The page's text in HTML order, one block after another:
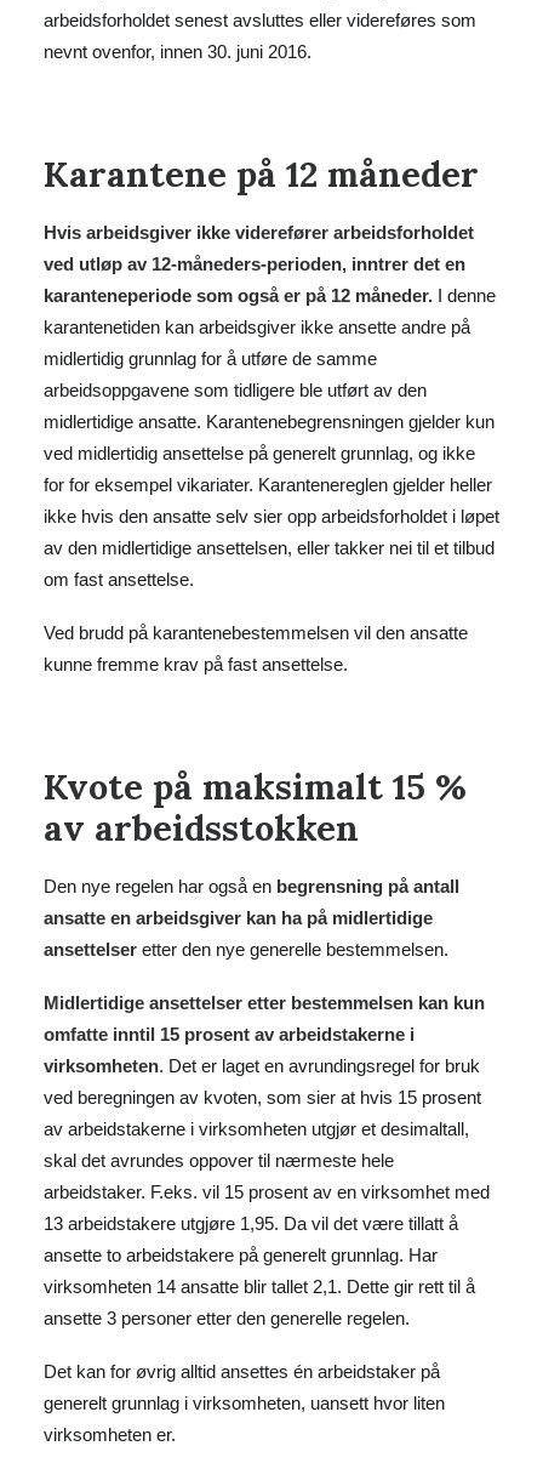
arbeidsforholdet senest avsluttes eller videreføres som
nevnt ovenfor, innen 30. juni 2016.
Karantene på 12 måneder
Hvis arbeidsgiver ikke viderefører arbeidsforholdet
ved utløp av 12-måneders-perioden, inntrer det en
karanteneperiode som også er på 12 måneder. I denne
karantenetiden kan arbeidsgiver ikke ansette andre på
midlertidig grunnlag for å utføre de samme
arbeidsoppgavene som tidligere ble utført av den
midlertidige ansatte. Karantenebegrensningen gjelder kun
ved midlertidig ansettelse på generelt grunnlag, og ikke
for for eksempel vikariater. Karantenereglen gjelder heller
ikke hvis den ansatte selv sier opp arbeidsforholdet i løpet
av den midlertidige ansettelsen, eller takker nei til et tilbud
om fast ansettelse.
Ved brudd på karantenebestemmelsen vil den ansatte
kunne fremme krav på fast ansettelse.
Kvote på maksimalt 15 %
av arbeidsstokken
Den nye regelen har også en begrensning på antall
ansatte en arbeidsgiver kan ha på midlertidige
ansettelser etter den nye generelle bestemmelsen.
Midlertidige ansettelser etter bestemmelsen kan kun
omfatte inntil 15 prosent av arbeidstakerne i
virksomheten. Det er laget en avrundingsregel for bruk
ved beregningen av kvoten, som sier at hvis 15 prosent
av arbeidstakerne i virksomheten utgjør et desimaltall,
skal det avrundes oppover til nærmeste hele
arbeidstaker. F.eks. vil 15 prosent av en virksomhet med
13 arbeidstakere utgjøre 1,95. Da vil det være tillatt å
ansette to arbeidstakere på generelt grunnlag. Har
virksomheten 14 ansatte blir tallet 2,1. Dette gir rett til å
ansette 3 personer etter den generelle regelen.
Det kan for øvrig alltid ansettes én arbeidstaker på
generelt grunnlag i virksomheten, uansett hvor liten
virksomheten er.